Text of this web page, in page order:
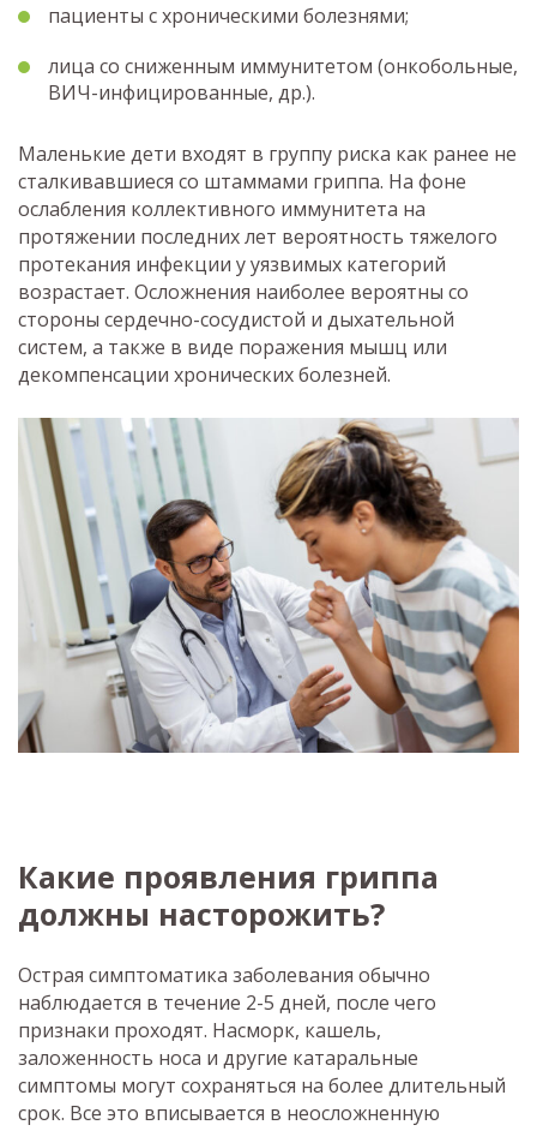
пациенты с хроническими болезнями;
лица со сниженным иммунитетом (онкобольные,
ВИЧ-инфицированные, др.).
Маленькие дети входят в группу риска как ранее не
сталкивавшиеся со штаммами гриппа. На фоне
ослабления коллективного иммунитета на
протяжении последних лет вероятность тяжелого
протекания инфекции у уязвимых категорий
возрастает. Осложнения наиболее вероятны со
стороны сердечно-сосудистой и дыхательной
систем, а также в виде поражения мышц или
декомпенсации хронических болезней.
Какие проявления гриппа
должны насторожить?
Острая симптоматика заболевания обычно
наблюдается в течение 2-5 дней, после чего
признаки проходят. Насморк, кашель,
заложенность носа и другие катаральные
симптомы могут сохраняться на более длительный
срок. Все это вписывается в неосложненную